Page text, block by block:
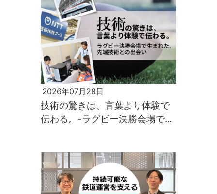
2026年07月28日
技術の驚きは、言葉より体験で
伝わる。-ラグビー決勝会場で生